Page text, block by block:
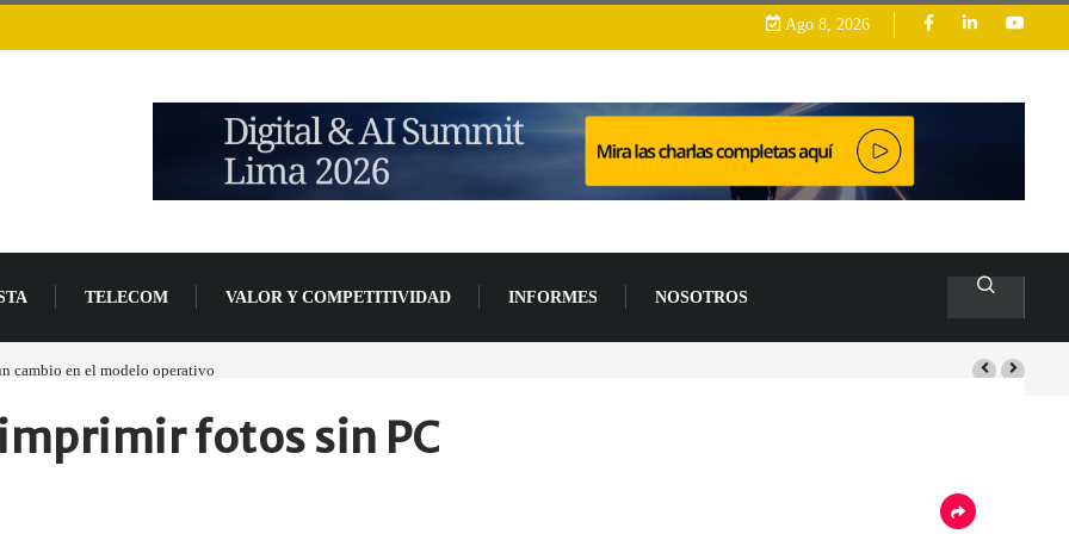
Ago 8, 2026
TELECOM VALOR Y COMPETITIVIDAD INFORMES NOSOTROS
en el modelo operativoLos ingresos por semiconductores aumentarán más de un 94 % en 2026
fotos sin PC